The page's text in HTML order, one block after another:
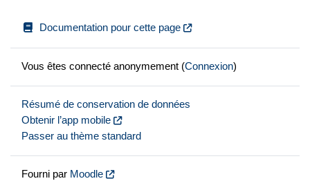
Documentation pour cette page
Vous êtes connecté anonymement (Connexion)
Résumé de conservation de données
Obtenir l’app mobile
Passer au thème standard
Fourni par Moodle